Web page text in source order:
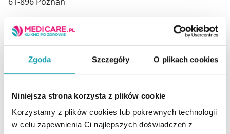
Zgoda Szczegóły O plikach cookies
Niniejsza strona korzysta z plików cookie
Korzystamy z plików cookies lub pokrewnych technologii
w celu zapewnienia Ci najlepszych doświadczeń z
To jest lek. Dla bezpieczeństwa stosuj go zgodnie z
ulotką dołączoną do opakowania. Nie przekraczaj
maksymalnej dawki leku. W przypadku wątpliwości